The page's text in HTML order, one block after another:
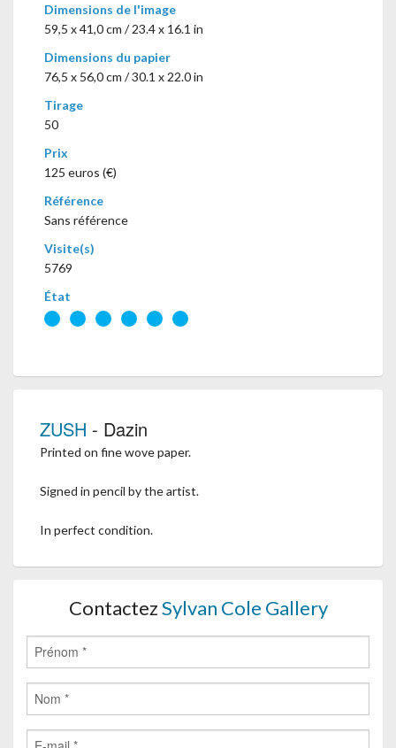
Dimensions de l'image
59,5 x 41,0 cm / 23.4 x 16.1 in
Dimensions du papier
76,5 x 56,0 cm / 30.1 x 22.0 in
Tirage
50
Prix
125 euros (€)
Référence
Sans référence
Visite(s)
5769
État
ZUSH - Dazin
Printed on fine wove paper.
Signed in pencil by the artist.
In perfect condition.
ContactezSylvan Cole Gallery